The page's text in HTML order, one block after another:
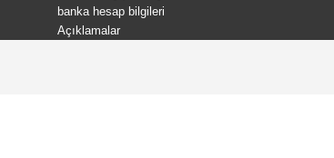
banka hesap bilgileri
Açıklamalar